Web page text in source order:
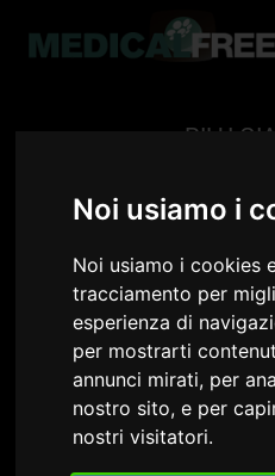
Noi usiamo i
Noi usiamo i cookies
tracciamento per
esperienza di
per mostrarti
annunci mirati, per
nostro sito, e per
nostri visitatori.
PILU